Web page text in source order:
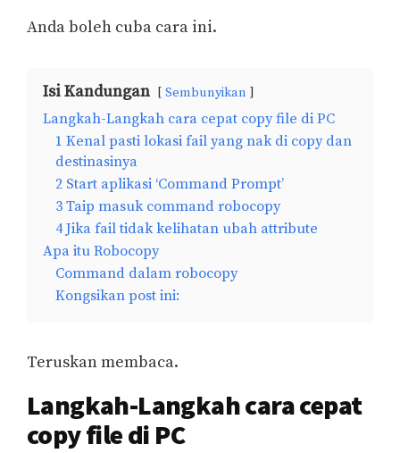
Anda boleh cuba cara ini.
Isi Kandungan Sembunyikan
Langkah-Langkah cara cepat copy file di PC
1 Kenal pasti lokasi fail yang nak di copy dan
destinasinya
2 Start aplikasi ‘Command Prompt’
3 Taip masuk command robocopy
4 Jika fail tidak kelihatan ubah attribute
Apa itu Robocopy
Command dalam robocopy
Kongsikan post ini:
Teruskan membaca.
Langkah-Langkah cara cepat
copy file di PC